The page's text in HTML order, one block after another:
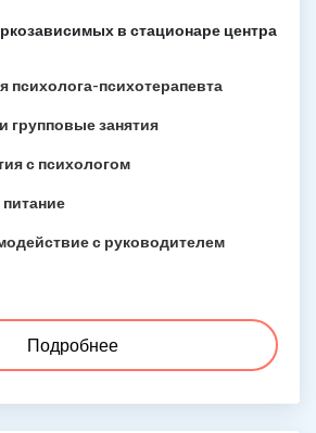
в стационаре центра
психолога-психотерапевта
групповые занятия
с психологом
с руководителем
Подробнее